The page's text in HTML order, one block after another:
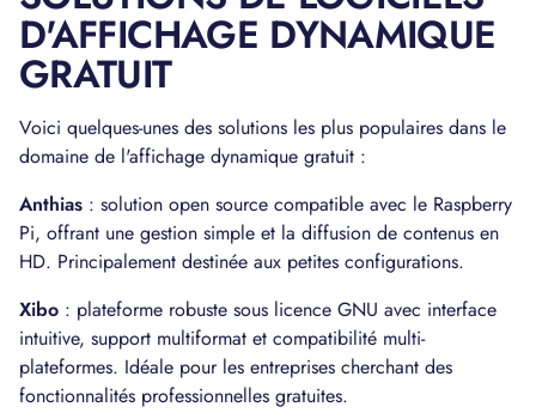
D'AFFICHAGE DYNAMIQUE
GRATUIT
Voici quelques-unes des solutions les plus populaires dans le
domaine de l'affichage dynamique gratuit :
Anthias : solution open source compatible avec le Raspberry
Pi, offrant une gestion simple et la diffusion de contenus en
HD. Principalement destinée aux petites configurations.
Xibo : plateforme robuste sous licence GNU avec interface
intuitive, support multiformat et compatibilité multi-
plateformes. Idéale pour les entreprises cherchant des
fonctionnalités professionnelles gratuites.